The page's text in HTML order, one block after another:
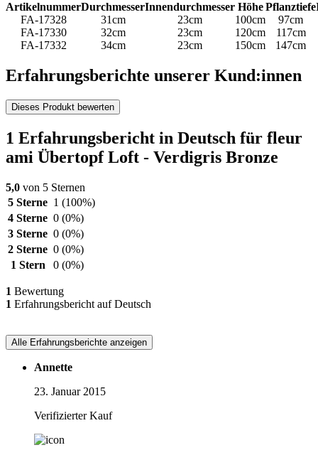
ArtikelnummerDurchmesserInnendurchmesser Höhe Pflanztiefe
FA-17328
31cm 23cm 100cm
97cm
FA-17330
32cm 23cm 120cm
117cm
FA-17332
34cm 23cm 150cm 147cm
Erfahrungsberichte unserer Kund:innen
Dieses Produkt bewerten
1 Erfahrungsbericht in Deutsch für fleur
ami Übertopf Loft - Verdigris Bronze
5,0 von 5 Sternen
5 Sterne 1 (100%)
4 Sterne 0 (0%)
3 Sterne 0 (0%)
2 Sterne 0 (0%)
1 Stern
0 (0%)
1 Bewertung
1 Erfahrungsbericht auf Deutsch
Alle Erfahrungsberichte anzeigen
Annette
23. Januar 2015
Verifizierter Kauf